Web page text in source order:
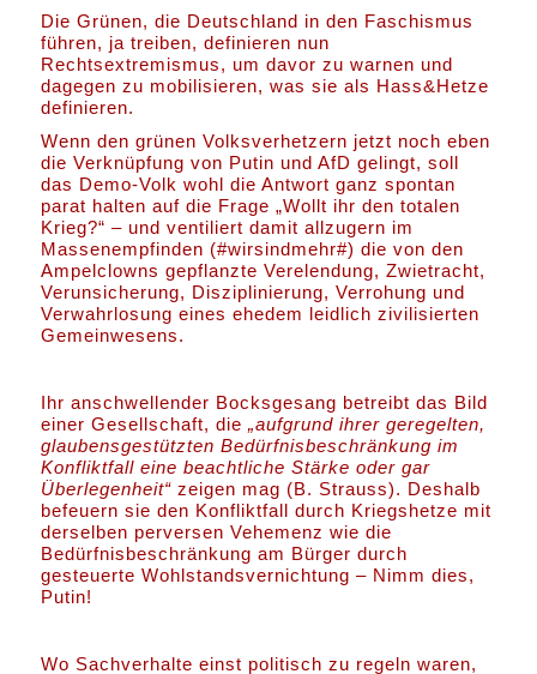
Die Grünen, die Deutschland in den Faschismus
führen, ja treiben, definieren nun
Rechtsextremismus, um davor zu warnen und
dagegen zu mobilisieren, was sie als Hass&Hetze
definieren.
Wenn den grünen Volksverhetzern jetzt noch eben
die Verknüpfung von Putin und AfD gelingt, soll
das Demo-Volk wohl die Antwort ganz spontan
parat halten auf die Frage „Wollt ihr den totalen
Krieg?“ – und ventiliert damit allzugern im
Massenempfinden (#wirsindmehr#) die von den
Ampelclowns gepflanzte Verelendung, Zwietracht,
Verunsicherung, Disziplinierung, Verrohung und
Verwahrlosung eines ehedem leidlich zivilisierten
Gemeinwesens.
Ihr anschwellender Bocksgesang betreibt das Bild
einer Gesellschaft, die„aufgrund ihrer geregelten,
glaubensgestützten Bedürfnisbeschränkung im
Konfliktfall eine beachtliche Stärke oder gar
Überlegenheit“ zeigen mag (B. Strauss). Deshalb
befeuern sie den Konfliktfall durch Kriegshetze mit
derselben perversen Vehemenz wie die
Bedürfnisbeschränkung am Bürger durch
gesteuerte Wohlstandsvernichtung – Nimm dies,
Putin!
Wo Sachverhalte einst politisch zu regeln waren,